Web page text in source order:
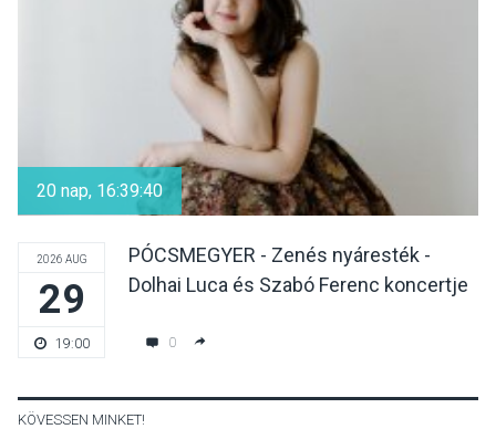
Királyi Palota
díszudvarában
Dunavirág Ünnep Verőcén –
két nap a Duna élővilágának
jegyében
20 nap, 16:39:40
2026 AUG
29
19:00
PÓCSMEGYER - Zenés nyáresték -
Dolhai Luca és Szabó Ferenc koncertje
0
KÖVESSEN MINKET!